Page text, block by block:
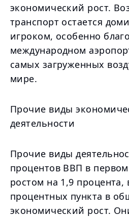
экономический рост.
транспорт остается
игроком, особенно
международном
самых загруженных
мире.
Прочие виды
деятельности
Прочие виды
процентов ВВП в первом
ростом на 1,9 процента,
процентных пункта в
экономический рост.